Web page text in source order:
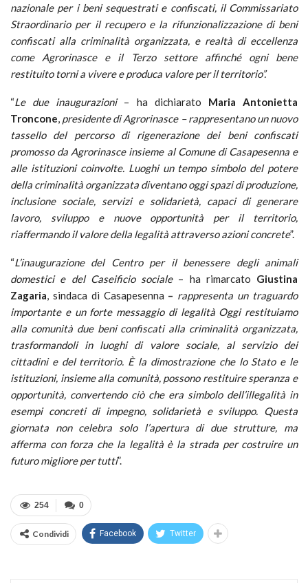
nazionale per i beni sequestrati e confiscati, il Commissariato
Straordinario per il recupero e la rifunzionalizzazione di beni
confiscati alla criminalità organizzata, e realtà di eccellenza
come Agrorinasce e il Terzo settore affinché ogni bene
restituito torni a vivere e produca valore per il territorio”.
“Le due inaugurazioni– ha dichiarato Maria Antonietta
Troncone, presidente di Agrorinasce – rappresentano un nuovo
tassello del percorso di rigenerazione dei beni confiscati
promosso da Agrorinasce insieme al Comune di Casapesenna e
alle istituzioni coinvolte. Luoghi un tempo simbolo del potere
della criminalità organizzata diventano oggi spazi di produzione,
inclusione sociale, servizi e solidarietà, capaci di generare
lavoro, sviluppo e nuove opportunità per il territorio,
riaffermando il valore della legalità attraverso azioni concrete”.
“L’inaugurazione del Centro per il benessere degli animali
domestici e del Caseificio sociale– ha rimarcato Giustina
Zagaria, sindaca di Casapesenna – rappresenta un traguardo
importante e un forte messaggio di legalità Oggi restituiamo
alla comunità due beni confiscati alla criminalità organizzata,
trasformandoli in luoghi di valore sociale, al servizio dei
cittadini e del territorio. È la dimostrazione che lo Stato e le
istituzioni, insieme alla comunità, possono restituire speranza e
opportunità, convertendo ciò che era simbolo dell’illegalità in
esempi concreti di impegno, solidarietà e sviluppo. Questa
giornata non celebra solo l’apertura di due strutture, ma
afferma con forza che la legalità è la strada per costruire un
futuro migliore per tutti”.
0
254
Condividi Facebook Twitter